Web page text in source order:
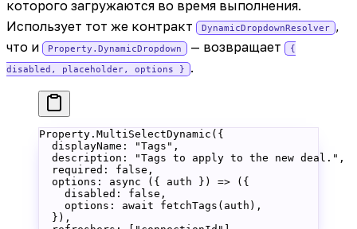
которого загружаются во время выполнения.
Использует тот же контракт
DynamicDropdownResolver ,
что и
Property.DynamicDropdown — возвращает
{
disabled, placeholder, options }
.
Property. MultiSelectDynamic ({
  displayName:
"Tags" ,
  description:
"Tags to apply to the new deal." ,
  required:
false ,
  options
: async ({ auth }) => ({
    disabled:
false ,
    options:
await fetchTags (auth),
  }),